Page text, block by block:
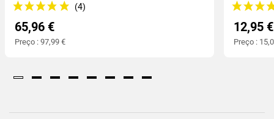
65,96 €
Preço : 97,99 €
12,95 €
Preço :